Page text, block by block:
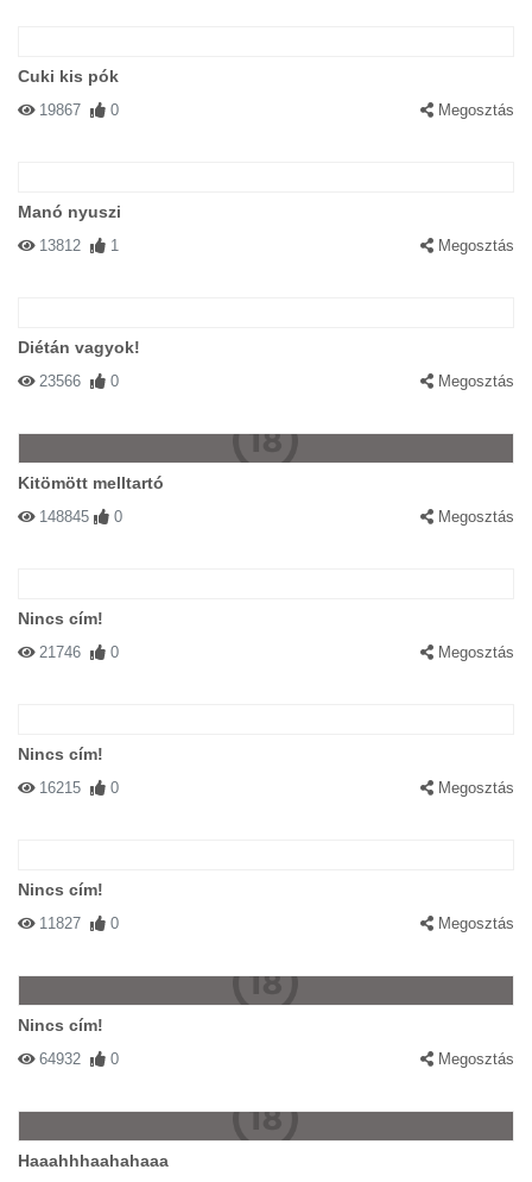
Cuki kis pók
19867 0 Megosztás
Manó nyuszi
13812 1 Megosztás
Diétán vagyok!
23566 0 Megosztás
Kitömött melltartó
148845 0 Megosztás
Nincs cím!
21746 0 Megosztás
Nincs cím!
16215 0 Megosztás
Nincs cím!
11827 0 Megosztás
Nincs cím!
64932 0 Megosztás
Haaahhhaahahaaa